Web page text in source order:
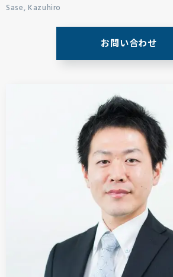
Sase, Kazuhiro
お問い合わせ